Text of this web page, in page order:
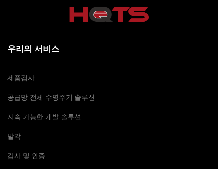
우리의 서비스
제품검사
공급망 전체 수명주기 솔루션
지속 가능한 개발 솔루션
발각
감사 및 인증